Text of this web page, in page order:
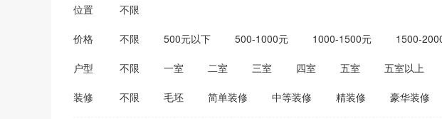
位置 不限
价格 不限 500元以下 500-1000元 1000-1500元 1500-
3500-4000元
4000-5000元 5000元以上
户型 不限 一室 二室 三室 四室 五室 五室以上
装修 不限 毛坯 简单装修 中等装修 精装修 豪华装修